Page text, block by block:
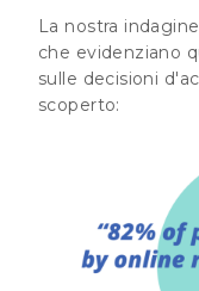
La nostra
che evidenziano
sulle decisioni
scoperto: